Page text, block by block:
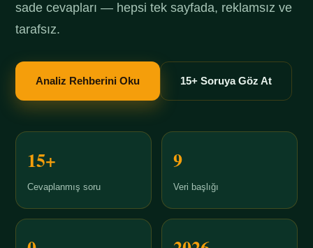
sade cevapları — hepsi tek sayfada, reklamsız ve
tarafsız.
Analiz Rehberini Oku 15+ Soruya Göz At
15+
Cevaplanmış soru
9
Veri başlığı